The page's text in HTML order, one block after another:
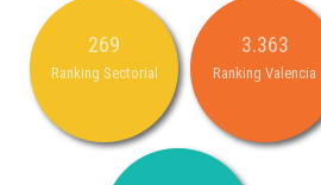
269
Ranking Sectorial
3.363
Ranking Valencia